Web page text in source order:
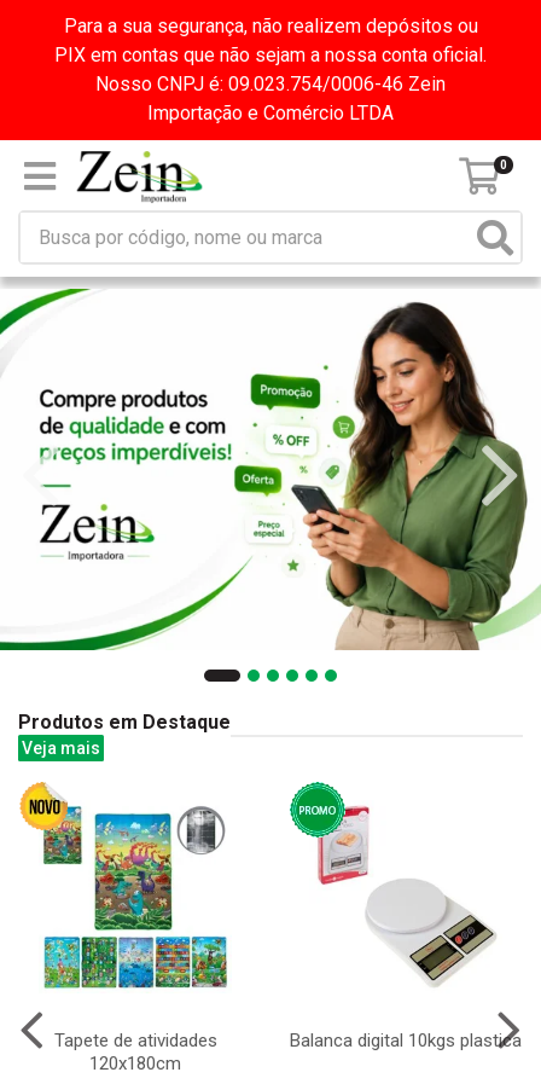
Para a sua segurança, não realizem depósitos ou
PIX em contas que não sejam a nossa conta oficial.
Nosso CNPJ é: 09.023.754/0006-46 Zein
Importação e Comércio LTDA
0
Produtos em Destaque
Veja mais
Tapete de atividades
120x180cm
Balanca digital 10kgs plastica